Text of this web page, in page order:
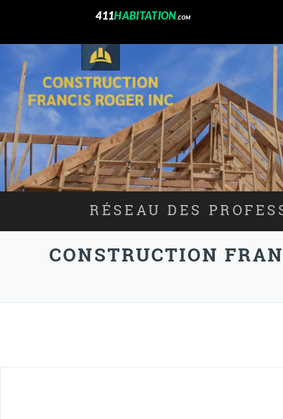
411HABITATION .COM
RÉSEAU DES
CONSTRUCTION